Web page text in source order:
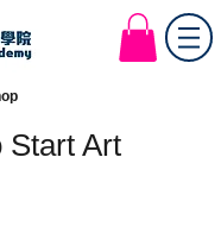
Start Art